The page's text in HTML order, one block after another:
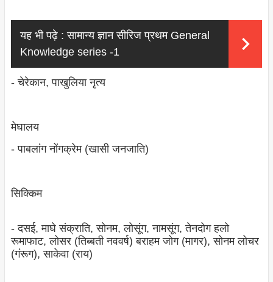
यह भी पढ़े : सामान्य ज्ञान सीरिज प्रथम General
Knowledge series -1
- चेरेकान, पाखुलिया नृत्‍य
मेघालय
- पाबलांग नोंगक्रेम (खासी जनजाति)
सिक्किम
- दसई, माघे संक्राति, सोनम, लोसूंग, नामसूंग, तेनदोग हलो
रूमाफाट, लोसर (तिब्‍बती नववर्ष) बराहम जोग (मागर), सोनम लोचर
(गंरूग), साकेवा (राय)